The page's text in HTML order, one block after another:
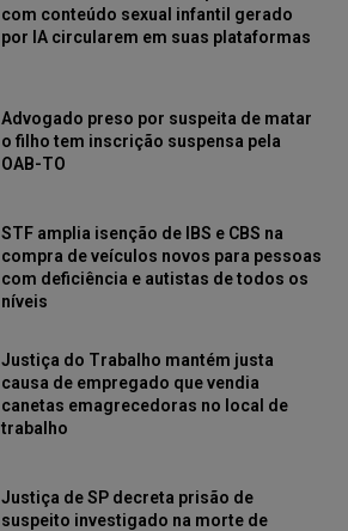
com conteúdo sexual infantil gerado
por IA circularem em suas plataformas
Advogado preso por suspeita de matar
o filho tem inscrição suspensa pela
OAB-TO
STF amplia isenção de IBS e CBS na
compra de veículos novos para pessoas
com deficiência e autistas de todos os
níveis
Justiça do Trabalho mantém justa
causa de empregado que vendia
canetas emagrecedoras no local de
trabalho
Justiça de SP decreta prisão de
suspeito investigado na morte de